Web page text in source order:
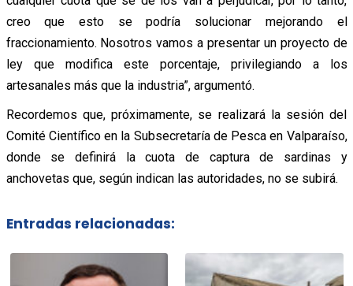
creo que esto se podría solucionar mejorando el
fraccionamiento. Nosotros vamos a presentar un proyecto de
ley que modifica este porcentaje, privilegiando a los
artesanales más que la industria”, argumentó.
Recordemos que, próximamente, se realizará la sesión del
Comité Científico en la Subsecretaría de Pesca en Valparaíso,
donde se definirá la cuota de captura de sardinas y
anchovetas que, según indican las autoridades, no se subirá.
Entradas relacionadas: